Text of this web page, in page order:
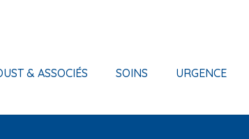
& ASSOCIÉS SOINS URGENCE